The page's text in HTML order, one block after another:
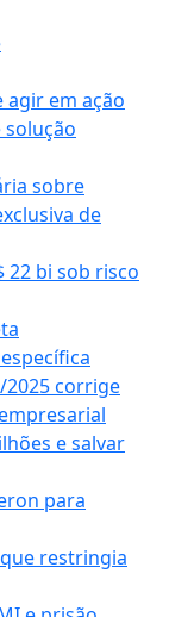
agir em ação
sobre
de
bi sob risco
2025 corrige
e salvar
para
restringia